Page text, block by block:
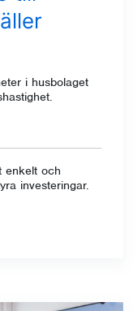
i husbolaget
enkelt och
investeringar.